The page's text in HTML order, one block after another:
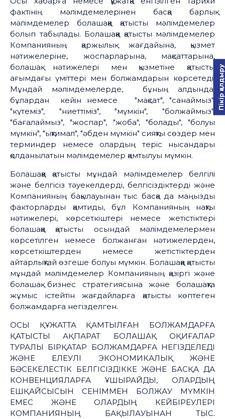
фактінің мәлімдемелерінен басқа барлық
мәлімдемелер болашаққа қатысты мәлімдемелер
болып табылады. Болашаққа қатысты мәлімдемелер
Компанияның қаржылық жағдайына, қызмет
нәтижелеріне, жоспарларына, мақсаттарына,
болашақ нәтижелері мен қызметіне қатысты
ағымдағы үміттері мен болжамдарын көрсетеді.
Мұндай мәлімдемелерде, бұның алдында,
бұлардан кейін немесе "мақсат", "санаймыз",
"күтеміз", "ниеттіміз", "мүмкін", "болжаймыз",
"бағалаймыз", "жоспар", "жоба", "болады", "болуы
мүмкін", "ықтимал", "әбден мүмкін" сияқты сөздер мен
терминдер немесе олардың теріс нысандары
қолданылатын мәлімдемелер қамтылуы мүмкін.
Болашаққа қатысты мұндай мәлімдемелер белгілі
және белгісіз тәуекелдерді, белгісіздіктерді және
Компанияның бақылауынан тыс басқа да маңызды
факторларды қамтиды, бұл Компанияның нақты
нәтижелері, көрсеткіштері немесе жетістіктері
болашаққа қатысты осындай мәлімдемелермен
көрсетілген немесе болжанған нәтижелерден,
көрсеткіштерден немесе жетістіктерден
айтарлықтай өзгеше болуы мүмкін. Болашаққа қатысты
мұндай мәлімдемелер Компанияның қазіргі және
болашақ бизнес стратегиясына және болашақта
жұмыс істейтін жағдайларға қатысты көптеген
болжамдарға негізделген.
ОСЫ ҚҰЖАТТА ҚАМТЫЛҒАН БОЛЖАМДАРҒА
ҚАТЫСТЫ АҚПАРАТ БОЛАШАҚ ОҚИҒАЛАР
ТУРАЛЫ БІРҚАТАР БОЛЖАМДАРҒА НЕГІЗДЕЛЕДІ
ЖӘНЕ ЕЛЕУЛІ ЭКОНОМИКАЛЫҚ ЖӘНЕ
БӘСЕКЕЛЕСТІК БЕЛГІСІЗДІККЕ ЖӘНЕ БАСҚА ДА
КОНВЕНЦИЯЛАРҒА ҰШЫРАЙДЫ, ОЛАРДЫҢ
ЕШҚАЙСЫСЫН СЕНІММЕН БОЛЖАУ МҮМКІН
ЕМЕС ЖӘНЕ ОЛАРДЫҢ КЕЙБІРЕУЛЕРІ
КОМПАНИЯНЫҢ БАҚЫЛАУЫНАН ТЫС.
Пікір қалдыру